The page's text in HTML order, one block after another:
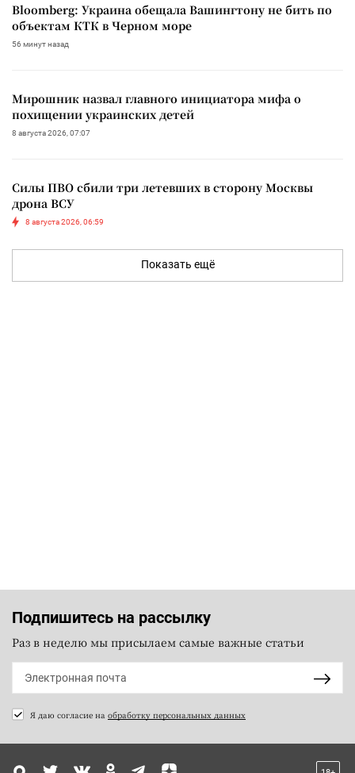
Bloomberg: Украина обещала Вашингтону не бить по
объектам КТК в Черном море
56 минут назад
Мирошник назвал главного инициатора мифа о
похищении украинских детей
8 августа 2026, 07:07
Силы ПВО сбили три летевших в сторону Москвы
дрона ВСУ
8 августа 2026, 06:59
Показать ещё
Подпишитесь на рассылку
Раз в неделю мы присылаем самые важные статьи
Я даю согласие на обработку персональных данных